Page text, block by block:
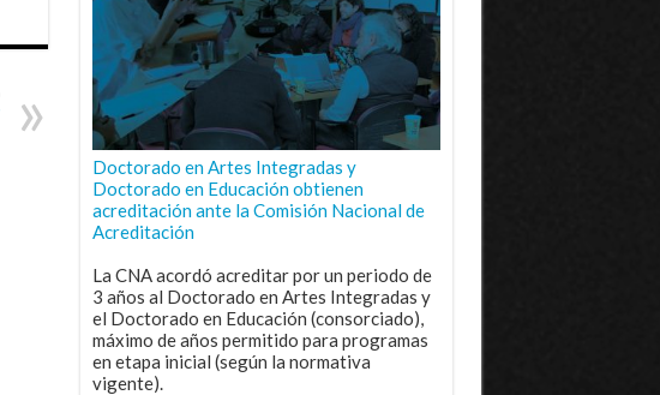
Doctorado en Artes Integradas y
Doctorado en Educación obtienen
acreditación ante la Comisión Nacional de
Acreditación
La CNA acordó acreditar por un periodo de
3 años al Doctorado en Artes Integradas y
el Doctorado en Educación (consorciado),
máximo de años permitido para programas
en etapa inicial (según la normativa
vigente).